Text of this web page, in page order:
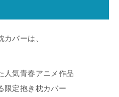
バーは、
人気青春アニメ作品
限定抱き枕カバー